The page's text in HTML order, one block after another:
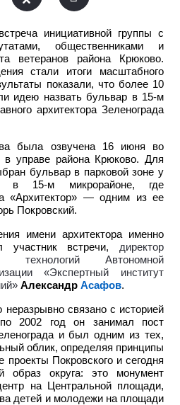
инициативной группы с
общественниками и
ветеранов района Крюково.
стали итоги масштабного
показали, что более 10
идею назвать бульвар в 15-м
архитектора Зеленограда
была озвучена 16 июня во
в управе района Крюково. Для
бульвар в парковой зоне у
в 15-м микрорайоне, где
«Архитектор» — одним из ее
Покровский.
имени архитектора именно
участник встречи, директор
технологий Автономной
«Экспертный институт
Александр Асафов.
связано с историей
2002 год он занимал пост
и был одним из тех,
облик, определяя принципы
проекты Покровского и сегодня
образ округа: это монумент
на Центральной площади,
детей и молодежи на площади